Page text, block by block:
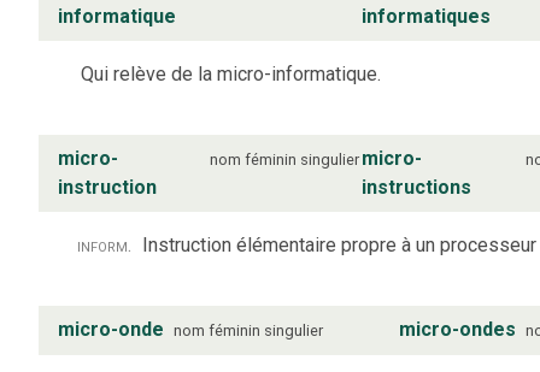
informatique
informatiques
Qui relève de la micro-informatique.
micro-
instruction
nom féminin singulier micro-
instructions
inform. Instruction élémentaire propre à un
micro-onde nom féminin singulier micro-ondes